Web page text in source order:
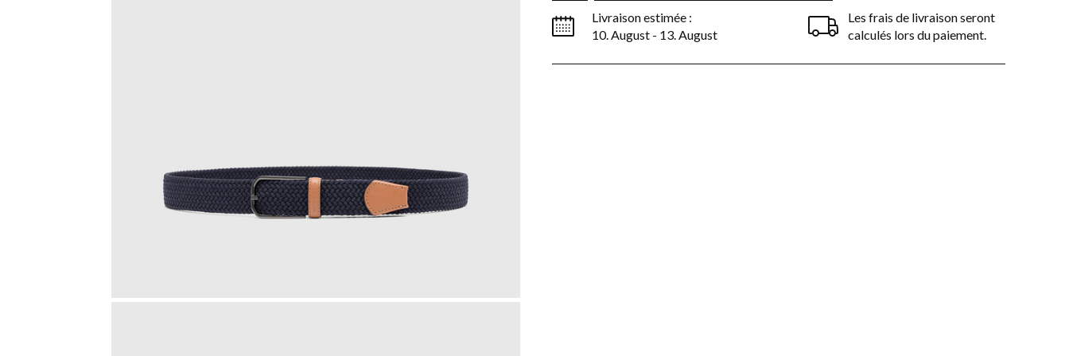
Livraison estimée :
10. August - 13. August
Les frais de livraison seront
calculés lors du paiement.